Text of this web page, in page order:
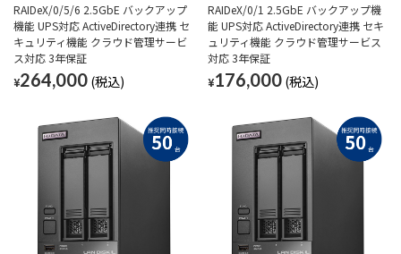
RAIDeX/0/5/6 2.5GbE バックアップ
機能 UPS対応 ActiveDirectory連携 セ
キュリティ機能 クラウド管理サービ
ス対応 3年保証
¥264,000
RAIDeX/0/1 2.5GbE バックアップ機
能 UPS対応 ActiveDirectory連携 セキ
ュリティ機能 クラウド管理サービス
対応 3年保証
¥176,000